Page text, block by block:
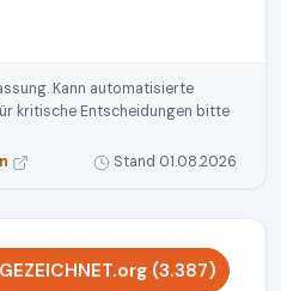
Kann automatisierte
kritische Entscheidungen bitte
Stand 01.08.2026
(3.387)